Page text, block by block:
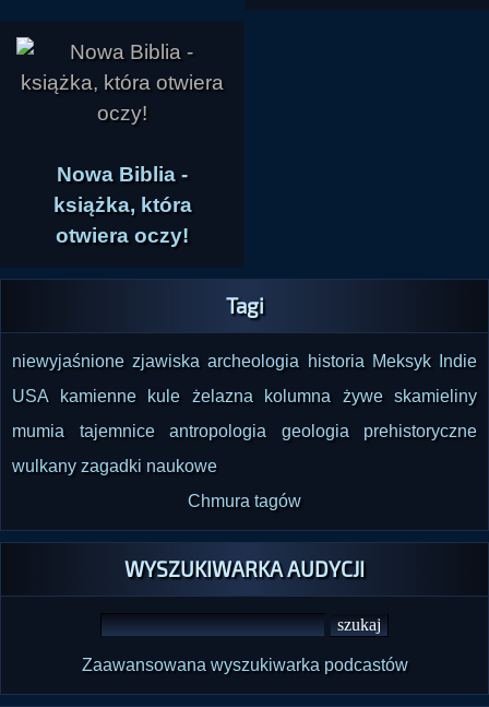
Nowa Biblia -
książka, która
otwiera oczy!
Tagi
niewyjaśnione zjawiska archeologia historia Meksyk
Indie
USA
kamienne kule żelazna kolumna
żywe skamieliny
mumia
tajemnice antropologia geologia
prehistoryczne
wulkany zagadki naukowe
Chmura tagów
WYSZUKIWARKA AUDYCJI
Zaawansowana wyszukiwarka podcastów